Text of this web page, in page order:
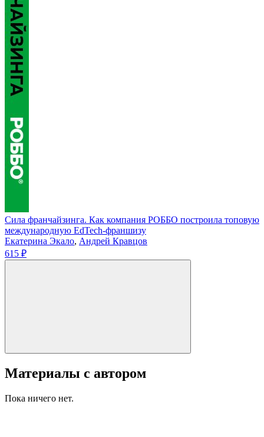
Сила франчайзинга. Как компания РОББО построила топовую
международную EdTech-франшизу
Екатерина Экало, Андрей Кравцов
615 ₽
Материалы с автором
Пока ничего нет.